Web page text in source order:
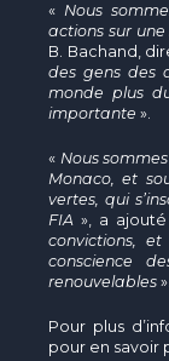
«Nous
actions sur
B. Bachand,
des gens des
monde plus
importante ».
« Nous
Monaco, et
vertes, qui
FIA », a
convictions,
conscience
renouvelables ».
Pour plus
pour en savoir